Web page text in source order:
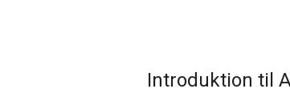
Introduktion til